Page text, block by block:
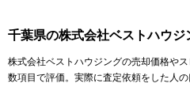
千葉県の株式会社ベストハウ
株式会社ベストハウジングの売却価格や
数項目で評価。実際に査定依頼をした人の